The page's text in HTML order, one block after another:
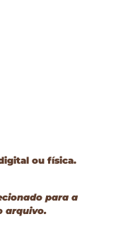
ou física.
para a
arquivo.